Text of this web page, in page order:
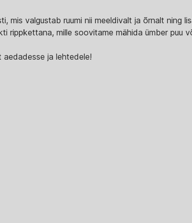
valgustab ruumi nii meeldivalt ja õrnalt ning
mille soovitame mähida ümber puu
aedadesse ja lehtedele!